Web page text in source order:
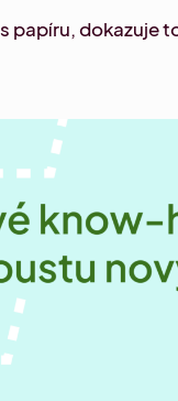
papíru, dokazuje